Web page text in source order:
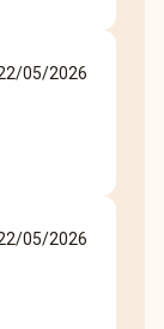
05/2026
05/2026